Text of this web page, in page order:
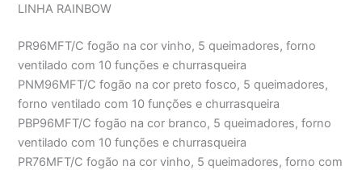
LINHA RAINBOW
PR96MFT/C fogão na cor vinho, 5 queimadores, forno
ventilado com 10 funções e churrasqueira
PNM96MFT/C fogão na cor preto fosco, 5 queimadores,
forno ventilado com 10 funções e churrasqueira
PBP96MFT/C fogão na cor branco, 5 queimadores, forno
ventilado com 10 funções e churrasqueira
PR76MFT/C fogão na cor vinho, 5 queimadores, forno com